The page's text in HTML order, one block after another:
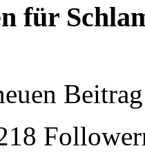
für